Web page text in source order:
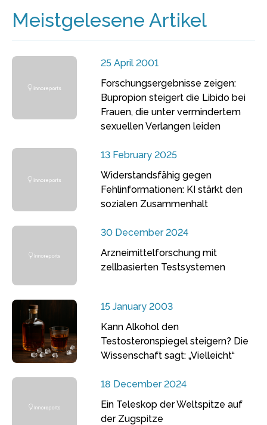
Meistgelesene Artikel
25 April 2001
Forschungsergebnisse zeigen:
Bupropion steigert die Libido bei
Frauen, die unter vermindertem
sexuellen Verlangen leiden
13 February 2025
Widerstandsfähig gegen
Fehlinformationen: KI stärkt den
sozialen Zusammenhalt
30 December 2024
Arzneimittelforschung mit
zellbasierten Testsystemen
15 January 2003
Kann Alkohol den
Testosteronspiegel steigern? Die
Wissenschaft sagt: „Vielleicht“
18 December 2024
Ein Teleskop der Weltspitze auf
der Zugspitze